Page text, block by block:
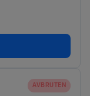
AVBRUTEN